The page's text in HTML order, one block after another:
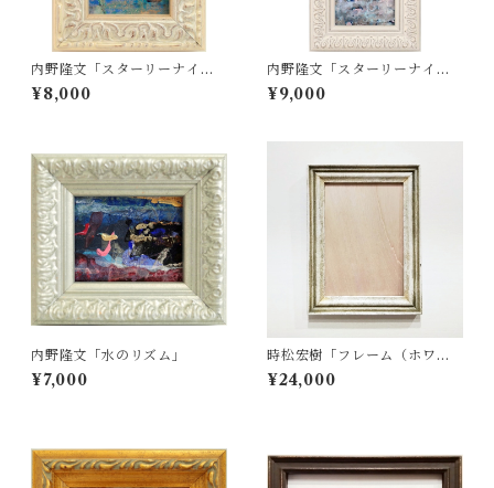
内野隆文「スターリーナイ
ト」
¥8,000
内野隆文「スターリーナイ
ト」
¥9,000
内野隆文「水のリズム」
¥7,000
時松宏樹「フレーム（ホワイ
ト・A4サイズ）」
¥24,000